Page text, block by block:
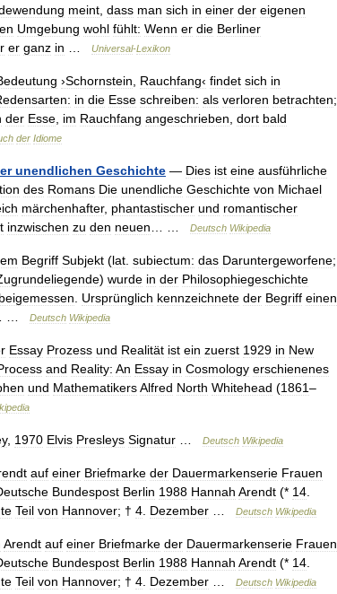
meint dass man sich in einer der eigenen
Umgebung wohl fühlt: Wenn er die Berliner
er ganz in Universal-Lexikon
›Schornstein Rauchfang‹ findet sich in
in die Esse schreiben: als verloren betrachten;
der Esse im Rauchfang angeschrieben dort bald
der Idiome
unendlichen Geschichte — Dies ist eine ausführliche
des Romans Die unendliche Geschichte von Michael
märchenhafter, phantastischer und romantischer
inzwischen zu den neuen Deutsch Wikipedia
Begriff Subjekt (lat subiectum: das Daruntergeworfene;
) wurde in der Philosophiegeschichte
beigemessen Ursprünglich kennzeichnete der Begriff einen
Deutsch Wikipedia
Essay Prozess und Realität ist ein zuerst 1929 in New
and Reality: An Essay in Cosmology erschienenes
und MathematikersAlfred North Whitehead (1861–
, 1970 Elvis Presleys Signatur Deutsch Wikipedia
auf einer Briefmarke der Dauermarkenserie Frauen
Bundespost Berlin 1988 Hannah Arendt (* 14
Teil von Hannover; † 4 Dezember Deutsch Wikipedia
Arendt auf einer Briefmarke der Dauermarkenserie Frauen
Bundespost Berlin 1988 Hannah Arendt (* 14
Teil von Hannover; † 4 Dezember Deutsch Wikipedia